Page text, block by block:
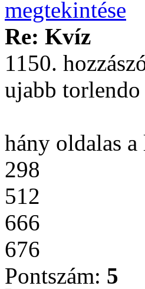
Re: Kvíz
1150.
ujabb
hány oldalas
298
512
666
676
Pontszám: 5